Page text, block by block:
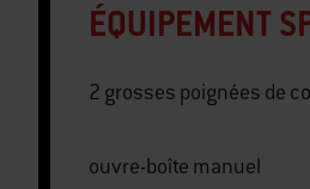
ÉQUIPEMENT
2 grosses poignées de
ouvre-boîte manuel